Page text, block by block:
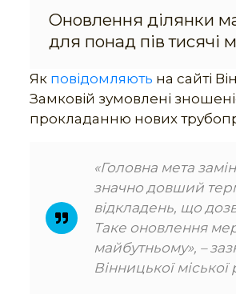
Оновлення ділянки
для понад пів тисячі
Як повідомляють на сайті
Замковій зумовлені
прокладанню нових
«Головна мета
значно довший
відкладень, що
Таке оновлення
майбутньому», –
Вінницької